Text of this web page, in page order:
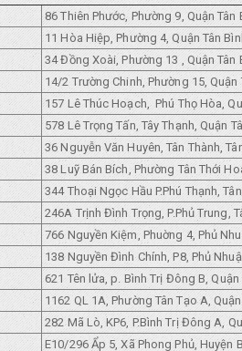
86 Thiên Phước, Phường 9, Quận Tân
11 Hòa Hiệp, Phường 4, Quận Tân
34 Đồng Xoài, Phường 13 , Quận Tân
14/2 Trường Chinh, Phường 15, Quận
157 Lê Thúc Hoạch, Phú Thọ Hòa,
578 Lê Trọng Tấn, Tây Thạnh, Quận
36 Nguyễn Văn Huyên, Tân Thành,
38 Luỹ Bán Bích, Phường Tân Thới
344 Thoại Ngọc Hầu P.Phú Thạnh,
246A Trịnh Đình Trọng, P.Phủ Trung,
766 Nguyền Kiệm, Phuờng 4, Phủ
138 Nguyền Đình Chính, P8, Phủ
621 Tên lửa, p. Bình Trị Đông B, Quận
1162 QL 1A, Phường Tân Tạo A,
282 Mã Lò, KP6, P.Bình Trị Đông A,
E10/296 Ẩp 5, Xã Phong Phủ, Huyện